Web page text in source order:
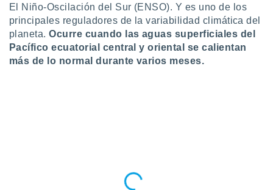
uso de
la
contenido
medir el
de la
El Niño-Oscilación del Sur (ENSO). Y es uno de los
principales reguladores de la variabilidad climática del
planeta.Ocurre cuando las aguas superficiales del
Pacífico ecuatorial central y oriental se calientan
más de lo normal durante varios meses.